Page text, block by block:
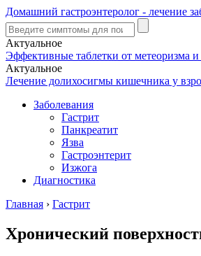
Домашний гастроэнтеролог - лечение
Актуальное
Эффективные таблетки от метеоризма и
Актуальное
Лечение долихосигмы кишечника у
Заболевания
Гастрит
Панкреатит
Язва
Гастроэнтерит
Изжога
Диагностика
Главная › Гастрит
Хронический